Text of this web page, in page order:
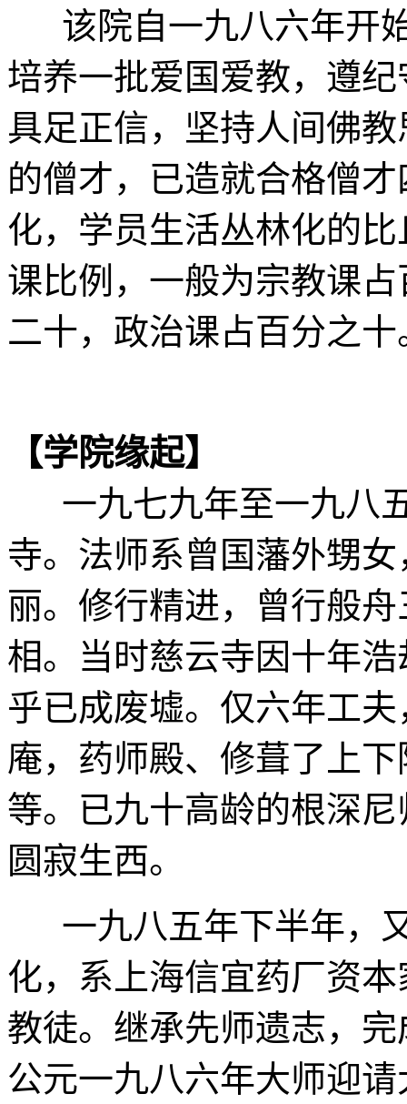
该院自一九八六年开
培养一批爱国爱教，遵
具足正信，坚持人间佛
的僧才，已造就合格僧
化，学员生活丛林化的
课比例，一般为宗教课
二十，政治课占百分之十
【学院缘起】
一九七九年至一九八
寺。法师系曾国藩外甥
丽。修行精进，曾行般
相。当时慈云寺因十年
乎已成废墟。仅六年工
庵，药师殿、修葺了上
等。已九十高龄的根深
圆寂生西。
一九八五年下半年，
化，系上海信宜药厂资
教徒。继承先师遗志，
公元一九八六年大师迎